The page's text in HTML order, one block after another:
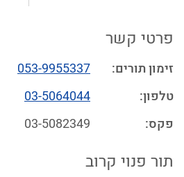
פרטי קשר
זימון תורים:
053-9955337
טלפון:
03-5064044
פקס:
03-5082349
תור פנוי קרוב